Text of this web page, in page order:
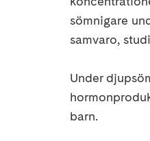
sömnigare
samvaro,
Under
barn.